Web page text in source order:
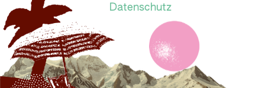
Datenschutz